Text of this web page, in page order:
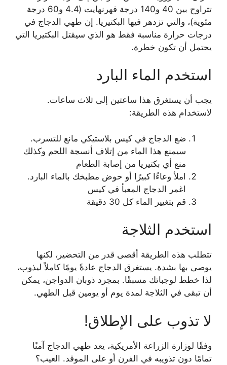
تتراوح بين 40 و140 درجة فهرنهايت (4.4 و60 درجة
مئوية)، والتي تزدهر فيها البكتيريا. إن طهي الدجاج في
درجات حرارة مناسبة فقط هو الذي سيقتل البكتيريا التي
يحتمل أن تكون خطرة.
استخدم الماء البارد
يجب أن يستغرق هذا ساعتين إلى ثلاث ساعات.
لاستخدام هذه الطريقة:
ضع الدجاج في كيس بلاستيكي مانع للتسرب.
سيمنع هذا الماء من إتلاف أنسجة اللحم وكذلك
منع أي بكتيريا من إصابة الطعام
املأ وعاءًا كبيرًا أو حوض مطبخك بالماء البارد.
اغمر الدجاج المعبأ في كيس
قم بتغيير الماء كل 30 دقيقة
استخدم الثلاجة
تتطلب هذه الطريقة أقصى قدر من التحضير، لكنها
يوصى بها بشدة. يستغرق الدجاج عادةً يومًا كاملاً ليذوب،
لذا خطط لوجباتك مسبقًا. بمجرد ذوبان الدواجن، يمكن
أن تبقى في الثلاجة لمدة يوم أو يومين قبل الطهي.
لا تذوب على الإطلاق!
وفقًا لوزارة الزراعة الأمريكية، يعد طهي الدجاج آمنًا
تمامًا دون تذويبه في الفرن أو على الموقد. العيب؟